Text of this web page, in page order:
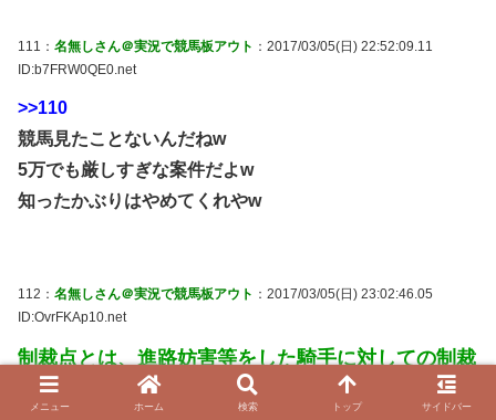
111： 名無しさん＠実況で競馬板アウト ：2017/03/05(日) 22:52:09.11
ID:b7FRW0QE0.net
>>110
競馬見たことないんだねw
5万でも厳しすぎな案件だよw
知ったかぶりはやめてくれやw
112： 名無しさん＠実況で競馬板アウト ：2017/03/05(日) 23:02:46.05
ID:OvrFKAp10.net
制裁点とは、進路妨害等をした騎手に対しての制裁
の得点です。
メニュー ホーム 検索 トップ サイドバー